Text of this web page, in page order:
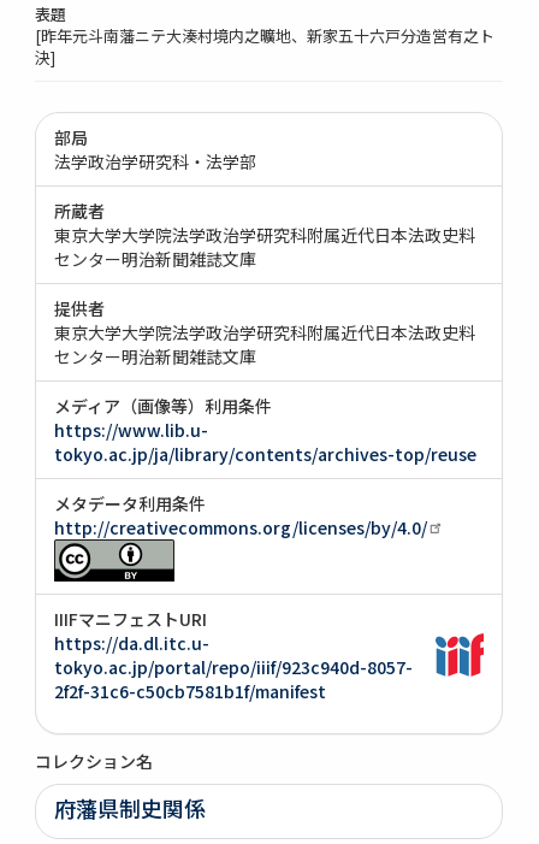
表題
[昨年元斗南藩ニテ大湊村境内之曠地、新家五十六戸分造営有之ト
決]
部局
法学政治学研究科・法学部
所蔵者
東京大学大学院法学政治学研究科附属近代日本法政史料
センター明治新聞雑誌文庫
提供者
東京大学大学院法学政治学研究科附属近代日本法政史料
センター明治新聞雑誌文庫
メディア（画像等）利用条件
https://www.lib.u-
tokyo.ac.jp/ja/library/contents/archives-top/reuse
メタデータ利用条件
http://creativecommons.org/licenses/by/4.0/
IIIFマニフェストURI
https://da.dl.itc.u-
tokyo.ac.jp/portal/repo/iiif/923c940d-8057-
2f2f-31c6-c50cb7581b1f/manifest
コレクション名
府藩県制史関係